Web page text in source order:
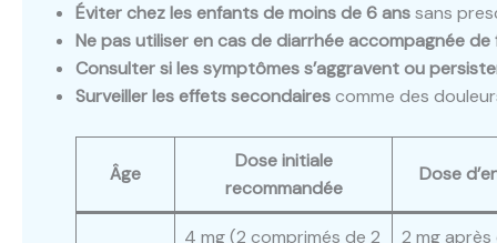
Éviter chez les enfants de moins de 6 anssans
Ne pas utiliser en cas de diarrhée accompagnée
Consulter si les symptômes s’aggravent ou
Surveiller les effets secondairescomme des
Âge
Dose initiale
recommandée
Dose
4 mg (2 comprimés de 2 2 mg après